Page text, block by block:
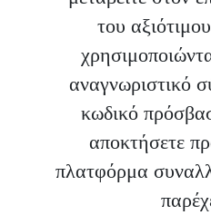
του
αναγνωριστικό
κωδικό
αποκτήσετε
πλατφόρμα